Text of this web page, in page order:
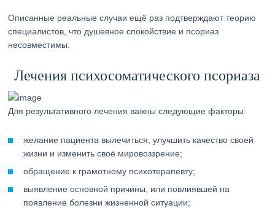
Описанные реальные случаи ещё раз подтверждают теорию
специалистов, что душевное спокойствие и псориаз
несовместимы.
Лечения психосоматического псориаза
Для результативного лечения важны следующие факторы:
желание пациента вылечиться, улучшить качество своей
жизни и изменить своё мировоззрение;
обращение к грамотному психотерапевту;
выявление основной причины, или повлиявшей на
появление болезни жизненной ситуации;